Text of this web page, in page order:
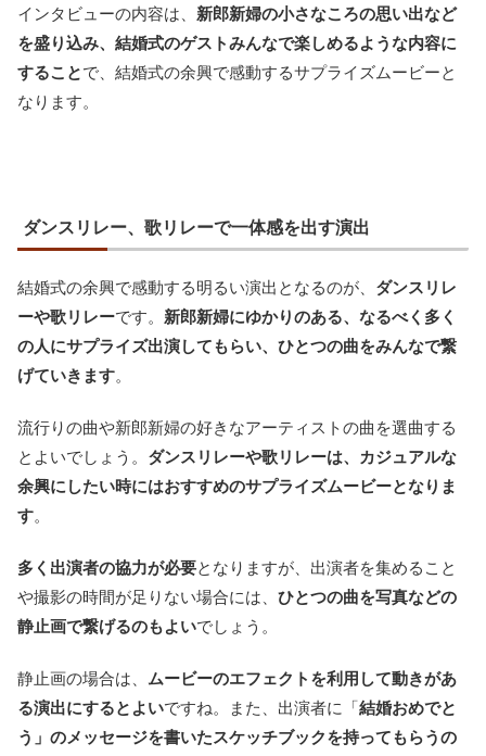
インタビューの内容は、 新郎新婦の小さなころの思い出など
を盛り込み、結婚式のゲストみんなで楽しめるような内容に
することで、結婚式の余興で感動するサプライズムービーと
なります。
ダンスリレー、歌リレーで一体感を出す演出
結婚式の余興で感動する明るい演出となるのが、 ダンスリレ
ーや歌リレーです。 新郎新婦にゆかりのある、なるべく多く
の人にサプライズ出演してもらい、ひとつの曲をみんなで繋
げていきます。
流行りの曲や新郎新婦の好きなアーティストの曲を選曲する
とよいでしょう。 ダンスリレーや歌リレーは、カジュアルな
余興にしたい時にはおすすめのサプライズムービーとなりま
す。
多く出演者の協力が必要となりますが、出演者を集めること
や撮影の時間が足りない場合には、 ひとつの曲を写真などの
静止画で繋げるのもよいでしょう。
静止画の場合は、 ムービーのエフェクトを利用して動きがあ
る演出にするとよいですね。また、出演者に「結婚おめでと
う」 のメッセージを書いたスケッチブックを持ってもらうの